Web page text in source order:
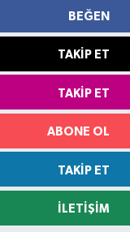
BEĞEN
TAKIP ET
TAKIP ET
ABONE OL
TAKIP ET
İLETIŞIM